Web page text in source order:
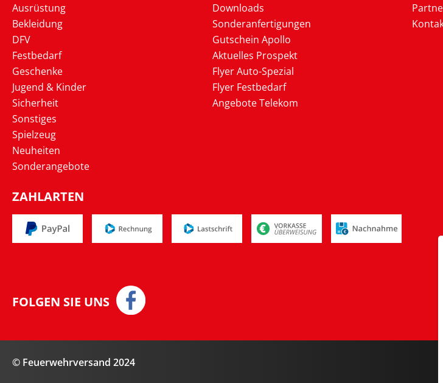
Ausrüstung
Bekleidung
DFV
Festbedarf
Geschenke
Jugend & Kinder
Sicherheit
Sonstiges
Spielzeug
Neuheiten
Sonderangebote
Downloads
Sonderanfertigungen
Gutschein Apollo
Aktuelles Prospekt
Flyer Auto-Spezial
Flyer Festbedarf
Angebote Telekom
ZAHLARTEN
FOLGEN SIE UNS
© Feuerwehrversand 2024